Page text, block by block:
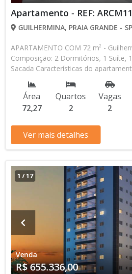
Apartamento - REF:
GUILHERMINA, PRAIA GRANDE - SP
APARTAMENTO COM 72 m² -
Composição: 2 Dormitórios, 1 Suíte,
Sacada Características do
Elevador de Serviço, Acessibilidade,
Salão de Jogos, Salão de Festas,
Churrasqueira Aceita Financiamento
Construtora Lançamento, Em Obras
644.776,00 valor Total * Os valores e
ser alterados sem prévio aviso. Favor
Área
72,27
Quartos
2
Vagas
2
Ver mais detalhes
1 /17
Venda
R$ 655.336,00